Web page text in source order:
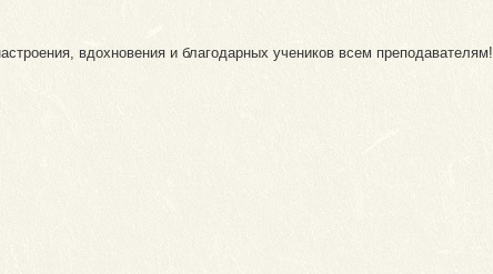
вдохновения и благодарных учеников всем преподавателям!